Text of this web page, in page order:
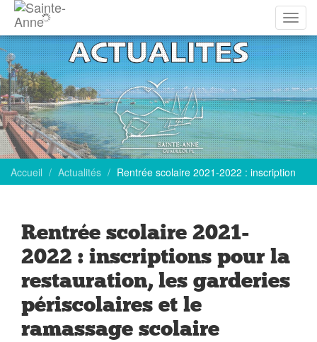
la
Accueil Actualités Rentrée scolaire 2021-2022 : inscription
Rentrée scolaire 2021-
2022 : inscriptions pour la
restauration, les garderies
périscolaires et le
ramassage scolaire